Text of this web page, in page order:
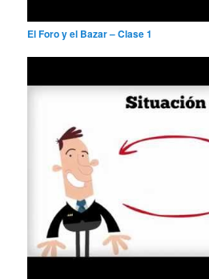
El Foro y el Bazar – Clase 1